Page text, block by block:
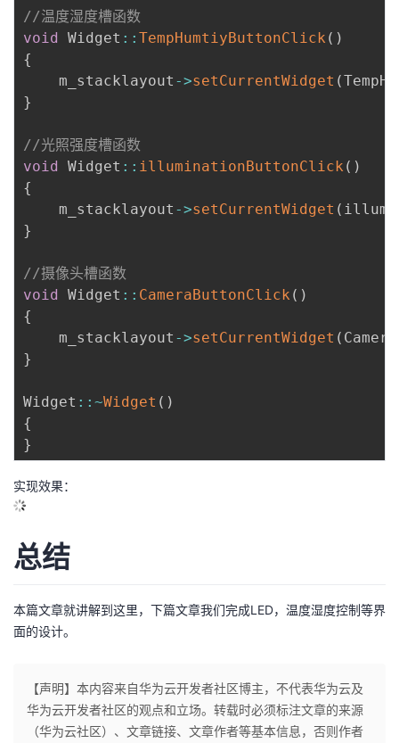
//温度湿度槽函数
void
Widget : : TempHumtiyButtonClick ( )
{
    m_stacklayout
->setCurrentWidget (
}
//光照强度槽函数
void
Widget : : illuminationButtonClick ( )
{
    m_stacklayout
->setCurrentWidget (
}
//摄像头槽函数
void
Widget : : CameraButtonClick ( )
{
    m_stacklayout
->setCurrentWidget (
}
Widget : : ~Widget ( )
{
}
实现效果：
总结
本篇文章就讲解到这里，下篇文章我们完成LED，温度湿度控制等界
面的设计。
【声明】本内容来自华为云开发者社区博主，不代表华为云及
华为云开发者社区的观点和立场。转载时必须标注文章的来源
（华为云社区）、文章链接、文章作者等基本信息，否则作者